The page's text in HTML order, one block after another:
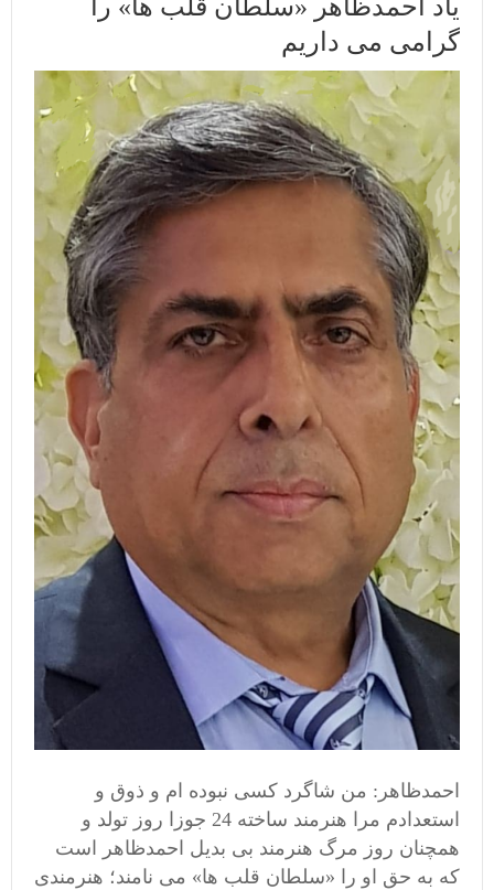
یاد احمدظاهر «سلطان قلب؜ ها» را
گرامی می؜ داریم
احمدظاهر: من شاگرد کسی نبوده ام و ذوق و
استعدادم مرا هنرمند ساخته 24 جوزا روز تولد و
همچنان روز مرگ هنرمند بی بدیل احمدظاهر است
که به حق او را «سلطان قلب ها» می نامند؛ هنرمندی